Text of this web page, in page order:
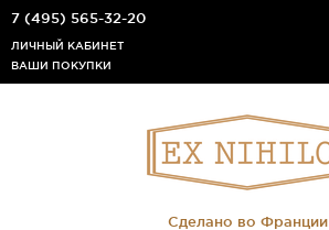
7 (495) 565-32-20
ЛИЧНЫЙ КАБИНЕТ
ВАШИ ПОКУПКИ
Сделано во Франции